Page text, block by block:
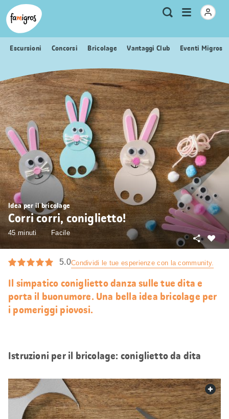
Navigazione
segnalibri
Header
Logo Metanavigazione
Ricerca
Apri
menu
Escursioni Concorsi Bricolage Vantaggi Club Eventi Migros
5.0Condividi le tue esperienze con la community.
Idea per il bricolage
Corri corri, coniglietto!
45 minuti
Facile
Condividi
Il simpatico coniglietto danza sulle tue dita e
porta il buonumore. Una bella idea bricolage per
i pomeriggi piovosi.
Istruzioni per il bricolage: coniglietto da dita